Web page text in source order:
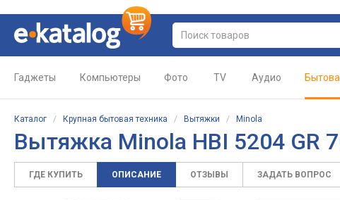
Гаджеты Компьютеры Фото TV Аудио
Каталог / Крупная бытовая техника / Вытяжки / Minola
Вытяжка Minola HBI 5204 GR
ГДЕ КУПИТЬ ОПИСАНИЕ ОТЗЫВЫ ЗАДАТЬ ВОПРОС